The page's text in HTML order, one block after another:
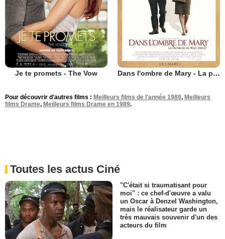
Je te promets - The Vow Dans l'ombre de Mary - La promesse de Walt Disney
Pour découvrir d'autres films : Meilleurs films de l'année 1989, Meilleurs
films Drame, Meilleurs films Drame en 1989.
Toutes les actus Ciné
"C'était si traumatisant pour
moi" : ce chef-d'œuvre a valu
un Oscar à Denzel Washington,
mais le réalisateur garde un
très mauvais souvenir d'un des
acteurs du film